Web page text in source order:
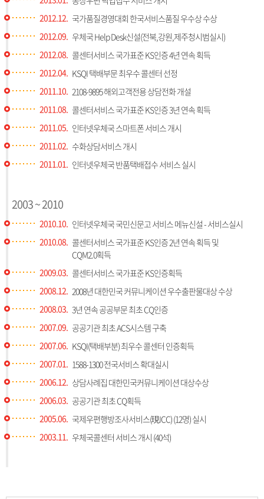
2012.12. 국가품질경영대회 한국서비스품질 우수상 수상
2012.09. 우체국 Help Desk신설(전북,강원,제주청시범실시)
2012.08. 콜센터서비스 국가표준 KS인증 4년 연속 획득
2012.04. KSQI 택배부문 최우수 콜센터 선정
2011.10. 2108-9895 해외고객전용 상담전화 개설
2011.08. 콜센터서비스 국가표준 KS인증 3년 연속 획득
2011.05. 인터넷우체국 스마트폰 서비스 개시
2011.02. 수화상담서비스 개시
2011.01. 인터넷우체국 반품택배접수 서비스 실시
2003 ~ 2010
2010.10. 인터넷우체국 국민신문고 서비스 메뉴신설 - 서비스실시
2010.08. 콜센터서비스 국가표준 KS인증 2년 연속 획득 및
CQM2.0획득
2009.03. 콜센터서비스 국가표준 KS인증획득
2008.12. 2008년 대한민국 커뮤니케이션 우수출판물대상 수상
2008.03. 3년 연속 공공부문 최초 CQ인증
2007.09. 공공기관 최초 ACS시스템 구축
2007.06. KSQI(택배부분) 최우수 콜센터 인증획득
2007.01. 1588-1300 전국서비스 확대실시
2006.12. 상담사례집 대한민국커뮤니케이션 대상수상
2006.03. 공공기관 최초 CQ획득
2005.06. 국제우편행방조사서비스(現ICC) (12명) 실시
2003.11. 우체국콜센터 서비스 개시 (40석)